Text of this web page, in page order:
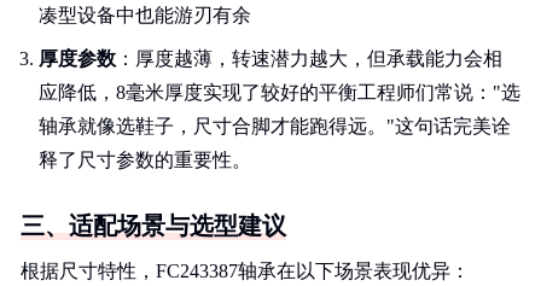
凑型设备中也能游刃有余
厚度参数 ：厚度越薄，转速潜力越大，但承载能力会相
应降低，8毫米厚度实现了较好的平衡工程师们常说："选
轴承就像选鞋子，尺寸合脚才能跑得远。"这句话完美诠
释了尺寸参数的重要性。
三、适配场景与选型建议
根据尺寸特性，FC243387轴承在以下场景表现优异：